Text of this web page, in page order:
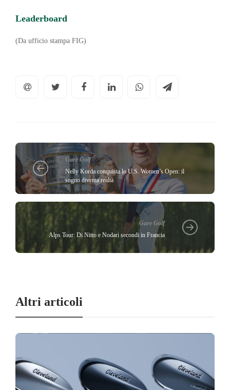
Leaderboard
(Da ufficio stampa FIG)
Gare Golf
Nelly Korda conquista lo U.S. Women’s Open: il
sogno diventa realtà
Gare Golf
Alps Tour: Di Nitto e Nodari secondi in Francia
Altri articoli